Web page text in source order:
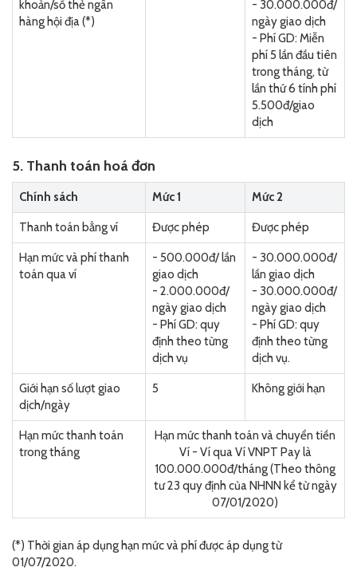
khoản/số thẻ ngân
hàng hội địa (*)
- 30.000.000đ/
ngày giao dịch
- Phí GD: Miễn
phí 5 lần đầu tiên
trong tháng, từ
lần thứ 6 tính phí
5.500đ/giao
dịch
5. Thanh toán hoá đơn
Chính sách Mức 1 Mức 2
Thanh toán bằng ví Được phép Được phép
Hạn mức và phí thanh
toán qua ví
- 500.000đ/ lần
giao dịch
- 2.000.000đ/
ngày giao dịch
- Phí GD: quy
định theo từng
dịch vụ
- 30.000.000đ/
lần giao dịch
- 30.000.000đ/
ngày giao dịch
- Phí GD: quy
định theo từng
dịch vụ.
Giới hạn số lượt giao
dịch/ngày
5 Không giới hạn
Hạn mức thanh toán
trong tháng
Hạn mức thanh toán và chuyển tiền
Ví - Ví qua Ví VNPT Pay là
100.000.000đ/tháng (Theo thông
tư 23 quy định của NHNN kể từ ngày
07/01/2020)
(*) Thời gian áp dụng hạn mức và phí được áp dụng từ
01/07/2020.